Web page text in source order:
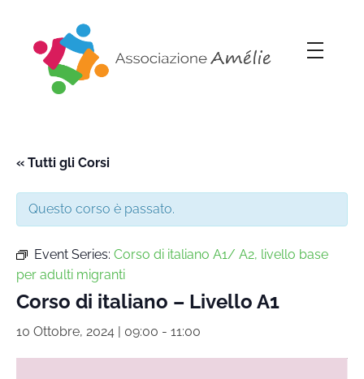
« Tutti gli Corsi
Questo corso è passato.
Event Series: Corso di italiano A1/ A2, livello base
per adulti migranti
Corso di italiano – Livello A1
10 Ottobre, 2024 | 09:00 - 11:00